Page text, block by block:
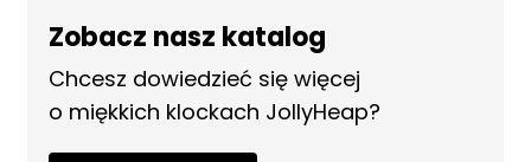
Zobacz nasz katalog
Chcesz dowiedzieć się więcej
o miękkich klockach JollyHeap?